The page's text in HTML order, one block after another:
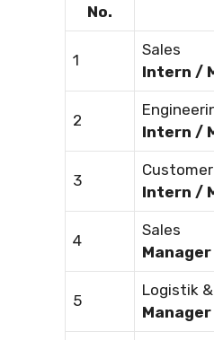
No.
1
Sales
Intern /
2
Intern /
3
Intern /
4
Sales
Manager
5
Logistik
Manager